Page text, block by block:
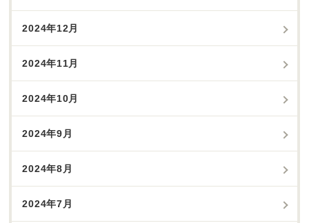
2024年12月
2024年11月
2024年10月
2024年9月
2024年8月
2024年7月